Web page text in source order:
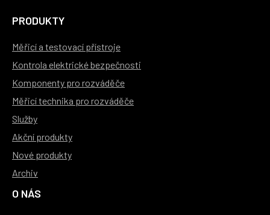
PRODUKTY
Měřicí a testovací přístroje
Kontrola elektrické bezpečnosti
Komponenty pro rozváděče
Měřicí technika pro rozváděče
Služby
Akční produkty
Nové produkty
Archiv
O NÁS